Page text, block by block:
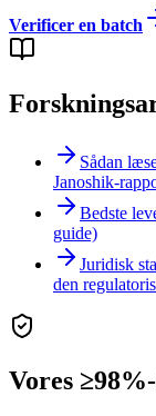
Verificer en batch
Sådan
Janoshik-
Bedste
guide)
Juridisk
den
Vores